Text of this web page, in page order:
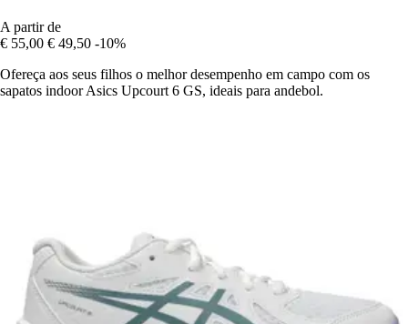
A partir de
€ 55,00 € 49,50 -10%
Ofereça aos seus filhos o melhor desempenho em campo com os
sapatos indoor Asics Upcourt 6 GS, ideais para andebol.